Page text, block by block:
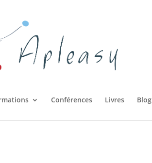
Conférences Livres Blog